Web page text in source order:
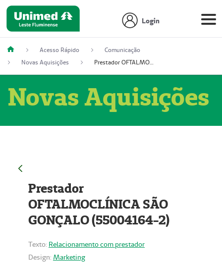
Login
Acesso Rápido
Comunicação
Novas Aquisições
Prestador OFTALMOCLÍNICA SÃO GONÇALO (55004164-2)
Novas Aquisições
Prestador
OFTALMOCLÍNICA SÃO
GONÇALO (55004164-2)
Texto: Relacionamento com prestador
Design: Marketing